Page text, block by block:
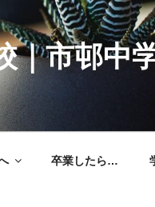
｜市邨中
卒業したら…